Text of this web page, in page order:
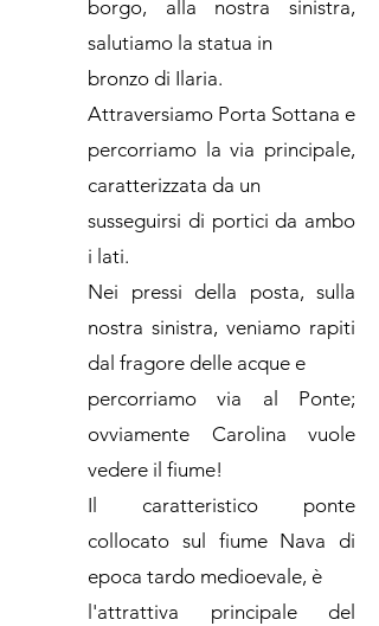
borgo, alla nostra sinistra,
salutiamo la statua in
bronzo di Ilaria.
Attraversiamo Porta Sottana e
percorriamo la via principale,
caratterizzata da un
susseguirsi di portici da ambo
i lati.
Nei pressi della posta, sulla
nostra sinistra, veniamo rapiti
dal fragore delle acque e
percorriamo via al Ponte;
ovviamente Carolina vuole
vedere il fiume!
Il caratteristico ponte
collocato sul fiume Nava di
epoca tardo medioevale, è
l'attrattiva principale del